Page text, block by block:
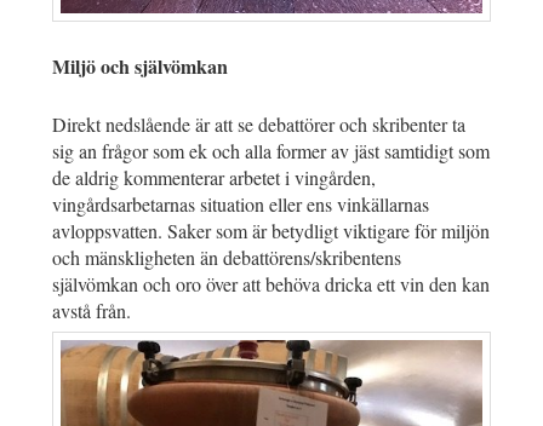
Miljö och självömkan
Direkt nedslående är att se debattörer och skribenter ta
sig an frågor som ek och alla former av jäst samtidigt som
de aldrig kommenterar arbetet i vingården,
vingårdsarbetarnas situation eller ens vinkällarnas
avloppsvatten. Saker som är betydligt viktigare för miljön
och mänskligheten än debattörens/skribentens
självömkan och oro över att behöva dricka ett vin den kan
avstå från.